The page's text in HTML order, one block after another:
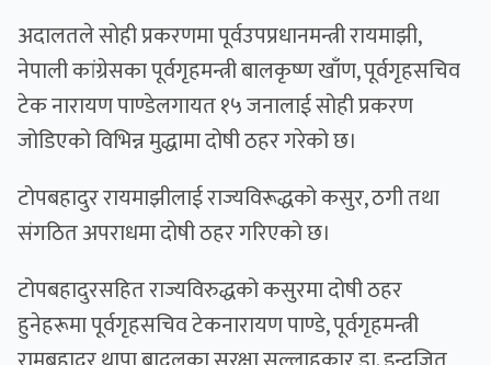
अदालतले सोही प्रकरणमा पूर्वउपप्रधानमन्त्री रायमाझी,
नेपाली कांग्रेसका पूर्वगृहमन्त्री बालकृष्ण खाँण, पूर्वगृहसचिव
टेक नारायण पाण्डेलगायत १५ जनालाई सोही प्रकरण
जोडिएको विभिन्न मुद्धामा दोषी ठहर गरेको छ।
टोपबहादुर रायमाझीलाई राज्यविरूद्धको कसुर, ठगी तथा
संगठित अपराधमा दोषी ठहर गरिएको छ।
टोपबहादुरसहित राज्यविरुद्धको कसुरमा दोषी ठहर
हुनेहरूमा पूर्वगृहसचिव टेकनारायण पाण्डे, पूर्वगृहमन्त्री